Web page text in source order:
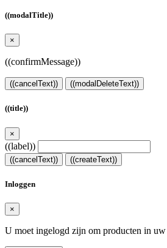
((modalTitle))
×
((confirmMessage))
((cancelText)) ((modalDeleteText))
((title))
×
((label))
((cancelText)) ((createText))
Inloggen
×
U moet ingelogd zijn om producten in